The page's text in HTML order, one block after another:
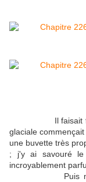
Il faisait
glaciale
une buvette très
; j'y ai savouré le
incroyablement
Puis nous